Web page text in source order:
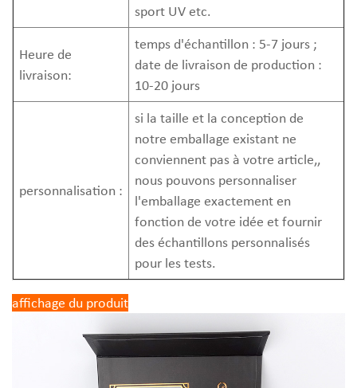
sport UV etc.
Heure de
livraison:
temps d'échantillon : 5-7 jours ;
date de livraison de production :
10-20 jours
personnalisation :
si la taille et la conception de
notre emballage existant ne
conviennent pas à votre article,,
nous pouvons personnaliser
l'emballage exactement en
fonction de votre idée et fournir
des échantillons personnalisés
pour les tests.
affichage du produit